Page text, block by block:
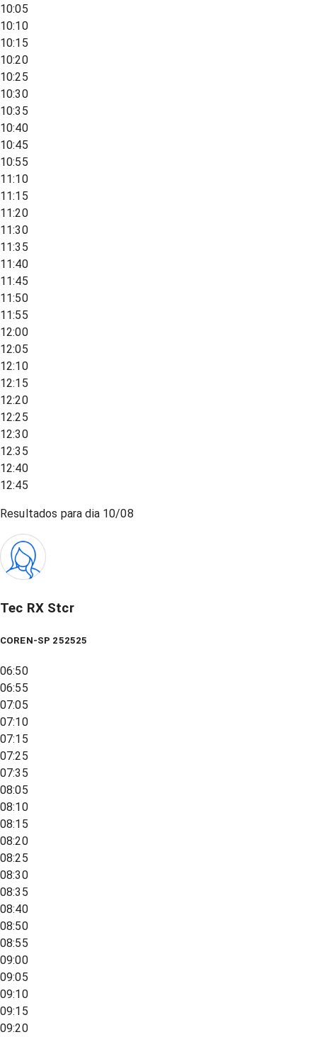
10:05
10:10
10:15
10:20
10:25
10:30
10:35
10:40
10:45
10:55
11:10
11:15
11:20
11:30
11:35
11:40
11:45
11:50
11:55
12:00
12:05
12:10
12:15
12:20
12:25
12:30
12:35
12:40
12:45
Resultados para dia 10/08
Tec RX Stcr
COREN-SP 252525
06:50
06:55
07:05
07:10
07:15
07:25
07:35
08:05
08:10
08:15
08:20
08:25
08:30
08:35
08:40
08:50
08:55
09:00
09:05
09:10
09:15
09:20